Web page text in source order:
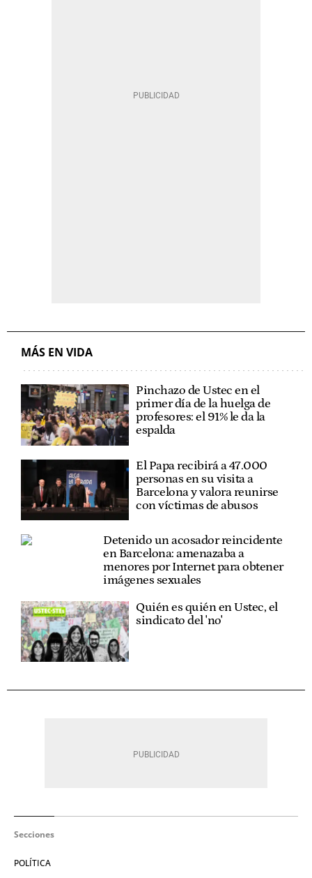
MÁS EN VIDA
Pinchazo de Ustec en el
primer día de la huelga de
profesores: el 91% le da la
espalda
El Papa recibirá a 47.000
personas en su visita a
Barcelona y valora reunirse
con víctimas de abusos
Detenido un acosador reincidente
en Barcelona: amenazaba a
menores por Internet para obtener
imágenes sexuales
Quién es quién en Ustec, el
sindicato del 'no'
Secciones
POLÍTICA